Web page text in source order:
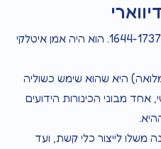
אנטוניו סטרדיווארי חי בין השנים 1644-1737. הוא היה אמן איטלקי
היא שהוא שימש כשוליה
מבוני הכינורות הידועים
פתח סדנה משלו לייצור כלי קשת, ועד